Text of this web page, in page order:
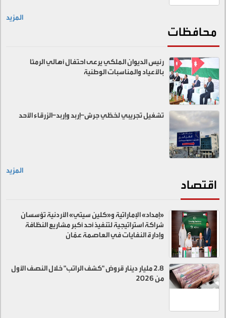
المزيد
محافظات
رئيس الديوان الملكي يرعى احتفال أهالي الرمثا
بالأعياد والمناسبات الوطنية
تشغيل تجريبي لخطّي جرش–إربد وإربد–الزرقاء الأحد
المزيد
اقتصاد
«إمداد» الإماراتية و«كلين سيتي» الأردنية تؤسسان
شراكة استراتيجية لتنفيذ أحد أكبر مشاريع النظافة
وإدارة النفايات في العاصمة عمّان
2.8 مليار دينار قروض "كشف الراتب" خلال النصف الأول
من 2026